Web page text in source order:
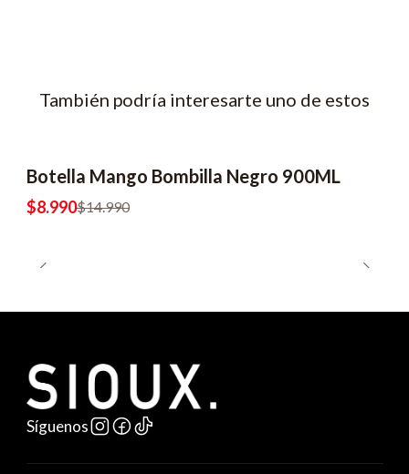
También podría interesarte uno de estos
-40% OFF
Botella Mango Bombilla Negro 900ML
$8.990$14.990
Síguenos